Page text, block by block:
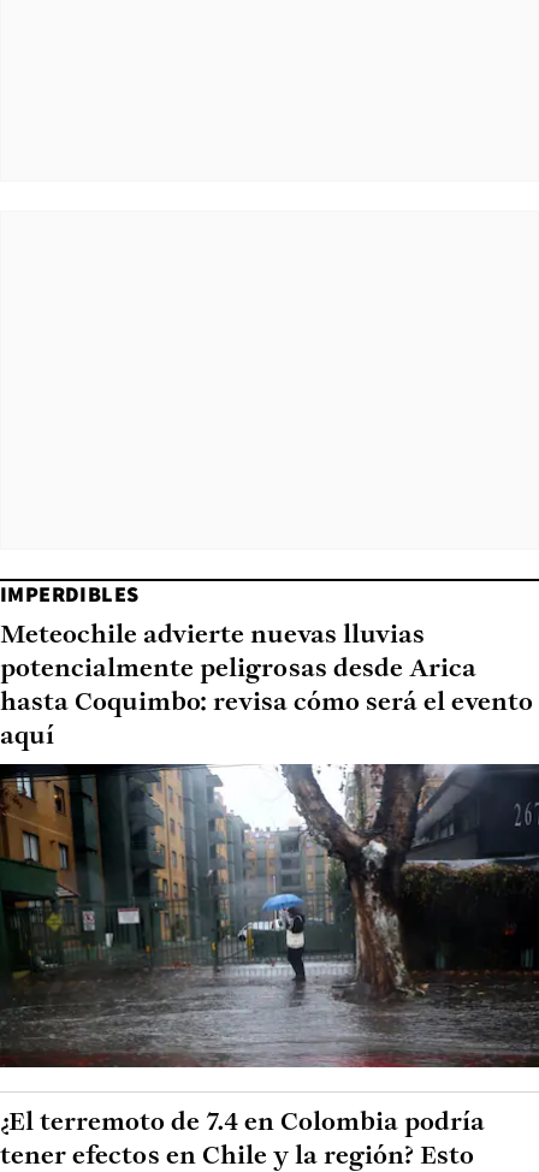
IMPERDIBLES
Meteochile advierte nuevas lluvias
potencialmente peligrosas desde Arica
hasta Coquimbo: revisa cómo será el evento
aquí
¿El terremoto de 7.4 en Colombia podría
tener efectos en Chile y la región? Esto